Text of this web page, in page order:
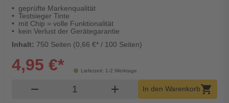
geprüfte Markenqualität
Testsieger Tinte
mit Chip = volle Funktionalität
kein Verlust der Gerätegarantie
Inhalt: 750 Seiten (0,66 €* / 100 Seiten)
Lieferzeit: 1-2 Werktage
4,95 €*
remove Produkt Warenkorb Menge
add In den Warenkorbshopping_cart